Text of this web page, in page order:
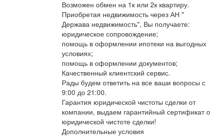
Возможен обмен на 1к или 2к квартиру.
Приобретая недвижимость через АН "
Держава недвижимость", Вы получаете:
юридическое сопровождение;
помощь в оформлении ипотеки на выгодных
условиях;
помощь в оформлении документов;
Качественный клиентский сервис.
Рады будем ответить на все ваши вопросы с
9:00 до 21:00​.
Гарантия юридической чистоты сделки от
компании, выдаем гарантийный сертификат о
юридической чистоте сделки!
Дополнительные условия